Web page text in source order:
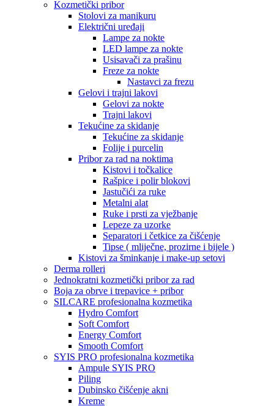
Kozmetički pribor
Stolovi za manikuru
Električni uređaji
Lampe za nokte
LED lampe za nokte
Usisavači za prašinu
Freze za nokte
Nastavci za frezu
Gelovi i trajni lakovi
Gelovi za nokte
Trajni lakovi
Tekućine za skidanje
Tekućine za skidanje
Folije i purcelin
Pribor za rad na noktima
Kistovi i točkalice
Rašpice i polir blokovi
Jastučići za ruke
Metalni alat
Ruke i prsti za vježbanje
Lepeze za uzorke
Separatori i četkice za čišćenje
Tipse ( mliječne, prozirne i bijele )
Kistovi za šminkanje i make-up setovi
Derma rolleri
Jednokratni kozmetički pribor za rad
Boja za obrve i trepavice + pribor
SILCARE profesionalna kozmetika
Hydro Comfort
Soft Comfort
Energy Comfort
Smooth Comfort
SYIS PRO profesionalna kozmetika
Ampule SYIS PRO
Piling
Dubinsko čišćenje akni
Kreme